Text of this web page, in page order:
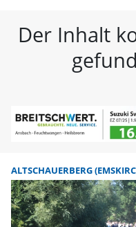
Der Inhalt
ALTSCHAUERBERG